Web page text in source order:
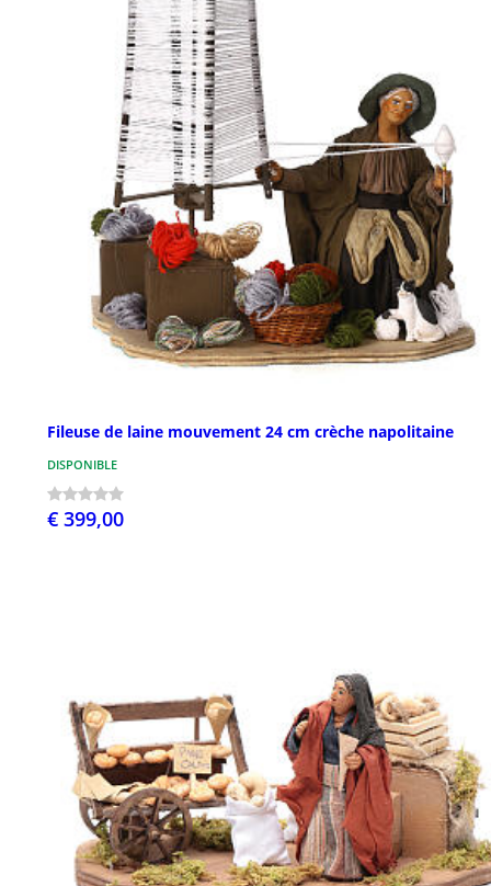
Fileuse de laine mouvement 24 cm crèche napolitaine
DISPONIBLE
€ 399,00